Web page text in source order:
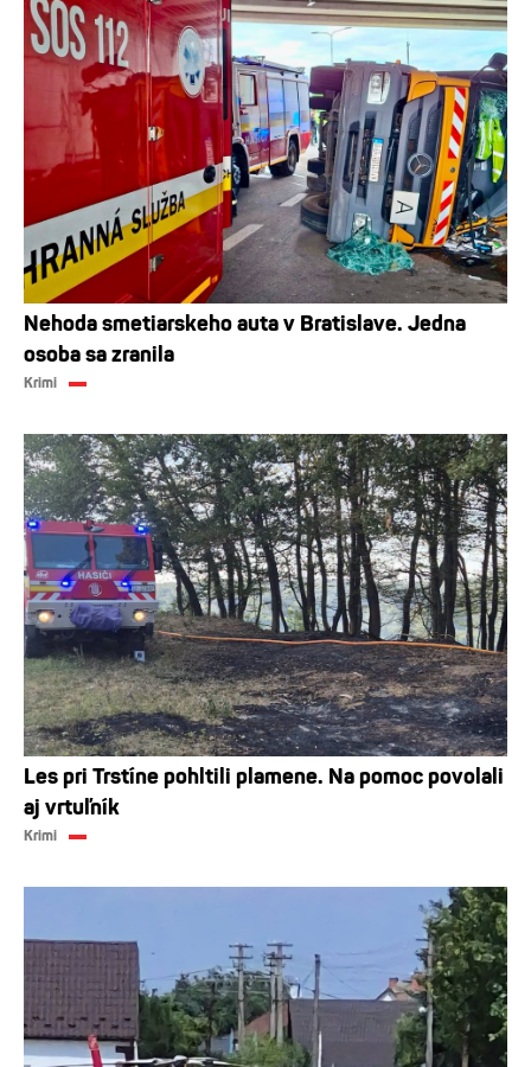
Nehoda smetiarskeho auta v Bratislave. Jedna
osoba sa zranila
Krimi
Les pri Trstíne pohltili plamene. Na pomoc povolali
aj vrtuľník
Krimi